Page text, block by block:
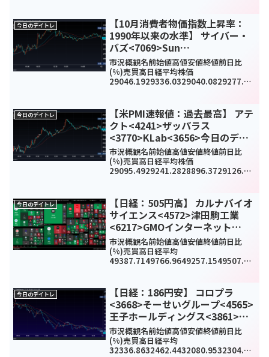
今日のデイトレ
【10月消費者物価指数上昇率：
1990年以来の水準】 サイバー・
バズ<7069>Sun
Asterisk<4053>物語コーポレー
ション<3097>今日のデイトレ11
月11日
市況概観名前始値高値安値終値前日比
(%)売買高日経平均株価
29046.1929336.0329040.0829277.86
今日のデイトレ
【米PMI速報値：過去最高】 アテ
クト<4241>ザッパラス
<3770>KLab<3656>今日のデイ
トレ4月26日
市況概観名前始値高値安値終値前日比
(%)売買高日経平均株価
29095.4929241.2828896.3729126.23
今日のデイトレ
【日経：505円高】 カルナバイオ
サイエンス<4572>津田駒工業
<6217>GMOインターネット
<4784>今日のデイトレ12月19日
市況概観名前始値高値安値終値前日比
(%)売買高日経平均
49387.7149766.9649257.1549507.21
今日のデイトレ
【日経：186円安】 コロプラ
<3668>そーせいグループ<4565>
王子ホールディングス<3861>今
日のデイトレ7月21日
市況概観名前始値高値安値終値前日比
(%)売買高日経平均
32336.8632462.4432080.9532304.25